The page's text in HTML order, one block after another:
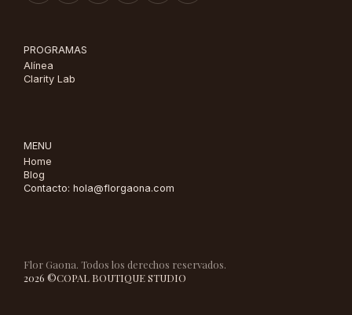
PROGRAMAS
Alínea
Clarity Lab
MENU
Home
Blog
Contacto: hola@florgaona.com
Flor Gaona. Todos los derechos reservados.
2026 ©COPAL BOUTIQUE STUDIO